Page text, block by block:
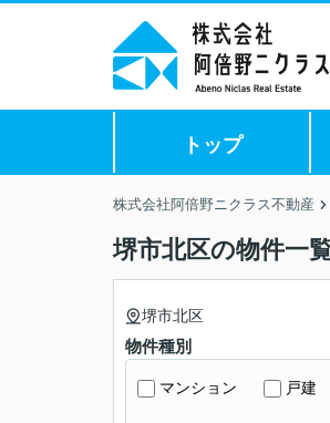
トップ
株式会社阿倍野ニクラス不動産
堺市北区の物件一
堺市北区
物件種別
マンション 戸建